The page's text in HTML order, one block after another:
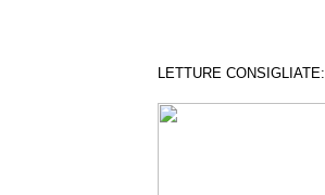
LETTURE CONSIGLIATE: